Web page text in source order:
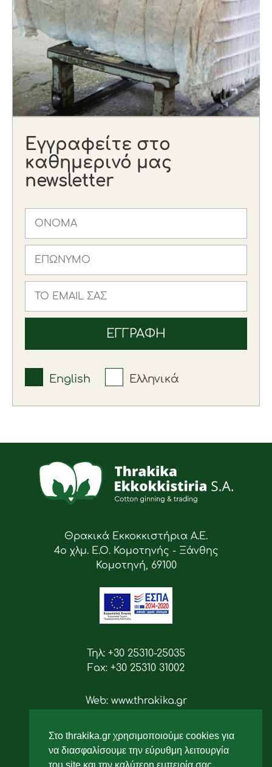
Στο thrakika.gr χρησιμοποιούμε cookies για
να διασφαλίσουμε την εύρυθμη λειτουργία
Εγγραφείτε στο
καθημερινό μας
newsletter
English Ελληνικά
Θρακικά Εκκοκκιστήρια Α.Ε.
4ο χλμ. Ε.Ο. Κομοτηνής - Ξάνθης
Κομοτηνή, 69100
Τηλ: +30 25310-25035
Fax: +30 25310 31002
Web: www.thrakika.gr
Ακολουθήστε μας